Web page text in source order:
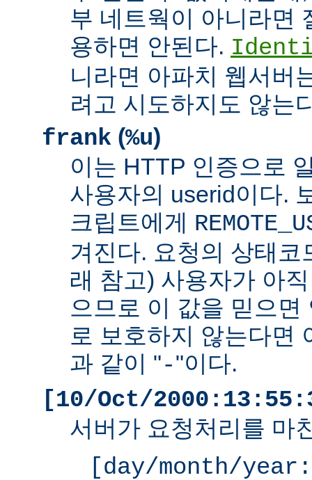
부 네트웍이 아니라면
용하면 안된다.
니라면 아파치 웹서버
려고 시도하지도 않는
frank (%u)
이는 HTTP 인증으로
사용자의 userid이다.
크립트에게
겨진다. 요청의 상태코
래 참고) 사용자가 아
으므로 이 값을 믿으면
로 보호하지 않는다면
과 같이 "-"이다.
[10/Oct/
서버가 요청처리를 마
[day/month/